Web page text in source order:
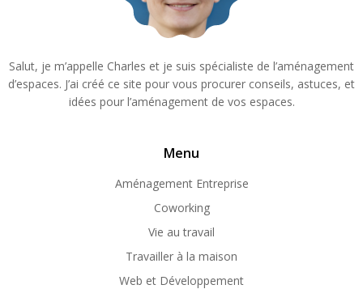
Salut, je m’appelle Charles et je suis spécialiste de l’aménagement
d’espaces. J’ai créé ce site pour vous procurer conseils, astuces, et
idées pour l’aménagement de vos espaces.
Menu
Aménagement Entreprise
Coworking
Vie au travail
Travailler à la maison
Web et Développement